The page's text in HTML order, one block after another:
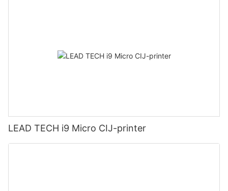
LEAD TECH i9 Micro CIJ-printer